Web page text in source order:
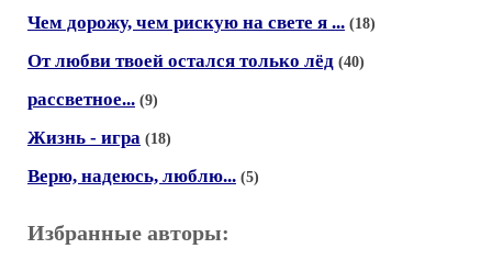
Чем дорожу, чем рискую на свете я ... (18)
От любви твоей остался только лёд (40)
рассветное... (9)
Жизнь - игра (18)
Верю, надеюсь, люблю... (5)
Избранные авторы: